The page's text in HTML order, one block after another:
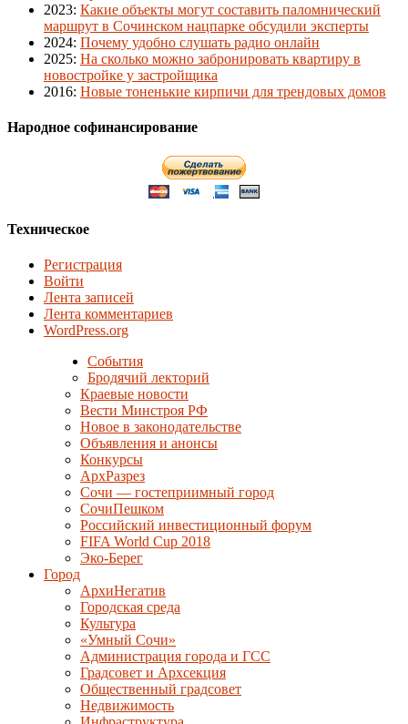
2023: Какие объекты могут составить паломнический
маршрут в Сочинском нацпарке обсудили эксперты
2024: Почему удобно слушать радио онлайн
2025: На сколько можно забронировать квартиру в
новостройке у застройщика
2016: Новые тоненькие кирпичи для трендовых домов
Народное софинансирование
Техническое
Регистрация
Войти
Лента записей
Лента комментариев
WordPress.org
События
Бродячий лекторий
Краевые новости
Вести Минстроя РФ
Новое в законодательстве
Объявления и анонсы
Конкурсы
АрхРазрез
Сочи — гостеприимный город
СочиПешком
Российский инвестиционный форум
FIFA World Cup 2018
Эко-Берег
Город
АрхиНегатив
Городская среда
Культура
«Умный Сочи»
Администрация города и ГСС
Градсовет и Архсекция
Общественный градсовет
Недвижимость